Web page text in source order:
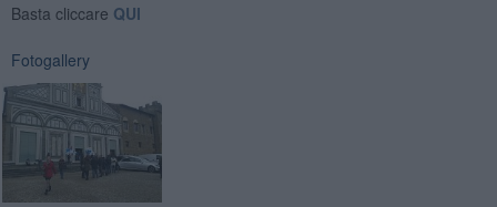
Basta cliccare QUI
Fotogallery